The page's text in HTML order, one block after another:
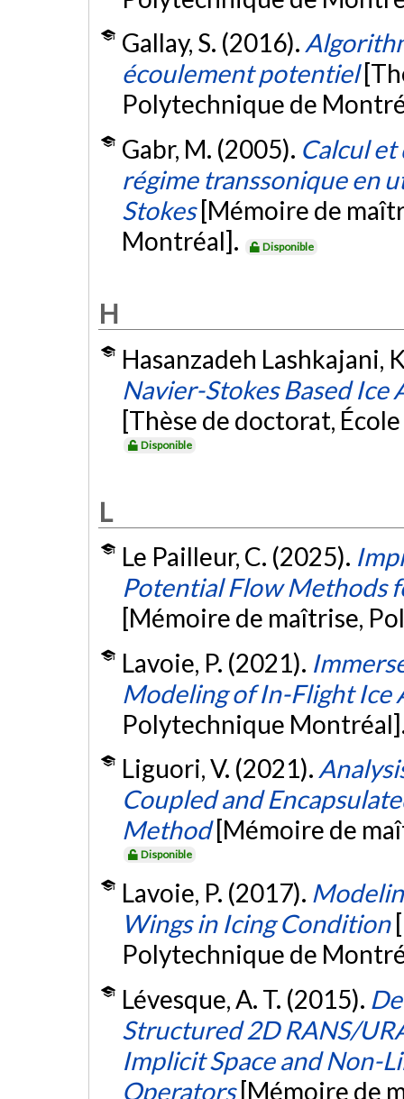
Gallay, S. (2016).
écoulement potentiel
Polytechnique de
Gabr, M. (2005). Calcul
régime transsonique en
Stokes [Mémoire de
Montréal].
Disponible
H
Hasanzadeh Lashkajani,
Navier-Stokes Based
[Thèse de doctorat,
Disponible
L
Le Pailleur, C. (2025).
Potential Flow Methods
[Mémoire de maîtrise,
Lavoie, P. (2021).
Modeling of In-Flight Ice
Polytechnique
Liguori, V. (2021).
Coupled and
Method [Mémoire de
Disponible
Lavoie, P. (2017).
Wings in Icing Condition
Polytechnique de
Lévesque, A. T. (2015).
Structured 2D RANS/
Implicit Space and Non-
Operators [Mémoire de